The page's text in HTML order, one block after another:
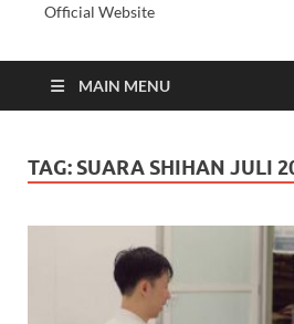
Official Website
MAIN MENU
TAG: SUARA SHIHAN JULI